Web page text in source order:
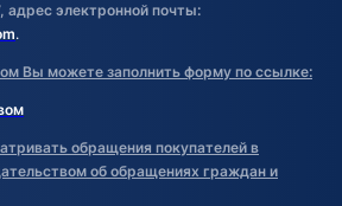
электронной почты:
.
Вы можете заполнить форму по ссылке:
обращения покупателей в
об обращениях граждан и